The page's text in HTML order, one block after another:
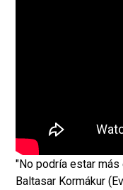
"No podría estar
Baltasar Kormákur